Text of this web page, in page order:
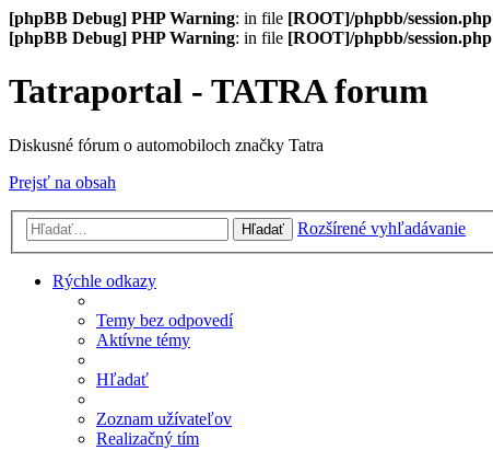
[phpBB Debug] PHP Warning: in file [ROOT]/phpbb/session.php
[phpBB Debug] PHP Warning: in file [ROOT]/phpbb/session.php
Tatraportal - TATRA forum
Diskusné fórum o automobiloch značky Tatra
Prejsť na obsah
Hľadať Rozšírené vyhľadávanie
Rýchle odkazy
Temy bez odpovedí
Aktívne témy
Hľadať
Zoznam užívateľov
Realizačný tím